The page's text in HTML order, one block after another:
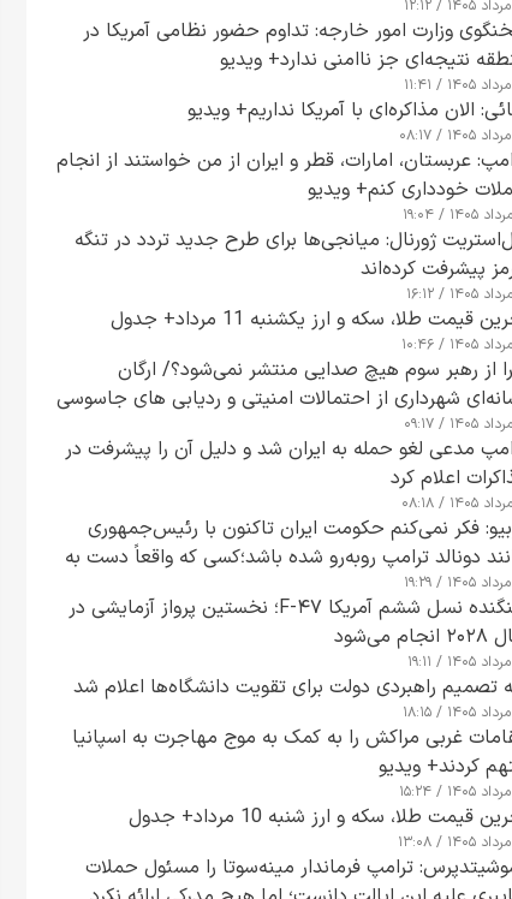
وزارت امور خارجه: تداوم حضور نظامی آمریکا در
نتیجه‌ای جز ناامنی ندارد+ ویدیو
الان مذاکره‌ای با آمریکا نداریم+ ویدیو
عربستان، امارات، قطر و ایران از من خواستند از انجام
خودداری کنم+ ویدیو
ژورنال: میانجی‌ها برای طرح جدید تردد در تنگه
پیشرفت کرده‌اند
قیمت طلا، سکه و ارز یکشنبه 11 مرداد+ جدول
از رهبر سوم هیچ صدایی منتشر نمی‌شود؟/ ارگان
شهرداری از احتمالات امنیتی و ردیابی های جاسوسی
ترامپ مدعی لغو حمله به ایران شد و دلیل آن را پیشرفت در
اعلام کرد
فکر نمی‌کنم حکومت ایران تاکنون با رئیس‌جمهوری
دونالد ترامپ روبه‌رو شده باشد؛کسی که واقعاً دست به
می‌زند
جنگنده نسل ششم آمریکا F-۴۷؛ نخستین پرواز آزمایشی در
می‌شود
تصمیم راهبردی دولت برای تقویت دانشگاه‌ها اعلام شد
غربی مراکش را به کمک به موج مهاجرت به اسپانیا
کردند+ ویدیو
قیمت طلا، سکه و ارز شنبه 10 مرداد+ جدول
ترامپ فرماندار مینه‌سوتا را مسئول حملات